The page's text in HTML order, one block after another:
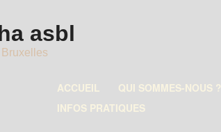
asbl
ACCUEIL QUI SOMMES-NOUS ?
INFOS PRATIQUES